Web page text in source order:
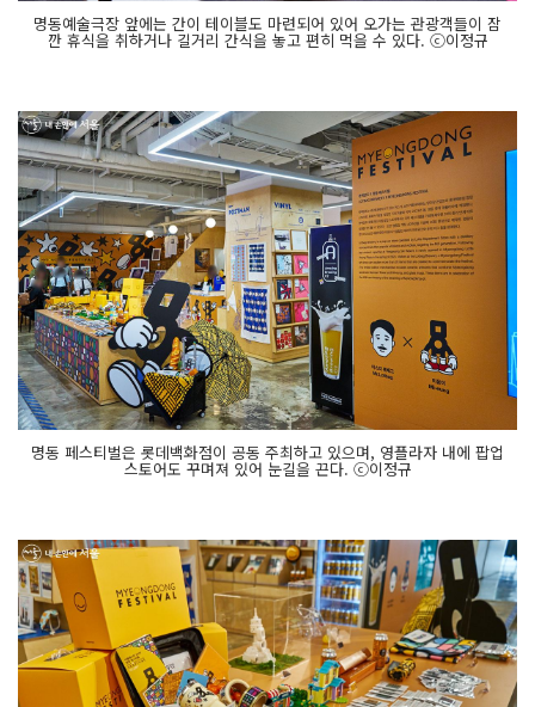
명동예술극장 앞에는 간이 테이블도 마련되어 있어 오가는 관광객들이 잠
깐 휴식을 취하거나 길거리 간식을 놓고 편히 먹을 수 있다. ⓒ이정규
명동 페스티벌은 롯데백화점이 공동 주최하고 있으며, 영플라자 내에 팝업
스토어도 꾸며져 있어 눈길을 끈다. ⓒ이정규